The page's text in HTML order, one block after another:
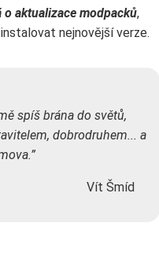
o aktualizace modpacků,
nejnovější verze.
spíš brána do světů,
dobrodruhem... a
Vít Šmíd